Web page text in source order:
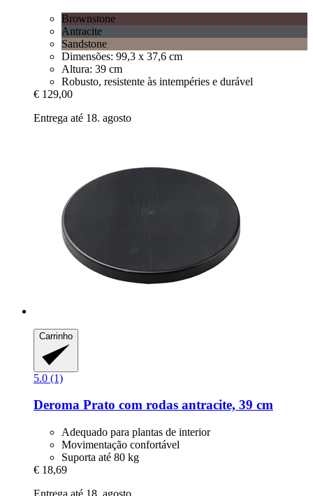
Brownstone
Antracite
Sandstone
Dimensões: 99,3 x 37,6 cm
Altura: 39 cm
Robusto, resistente às intempéries e durável
€ 129,00
Entrega até 18. agosto
Carrinho
5.0 (1)
Deroma Prato com rodas antracite, 39 cm
Adequado para plantas de interior
Movimentação confortável
Suporta até 80 kg
€ 18,69
Entrega até 18. agosto